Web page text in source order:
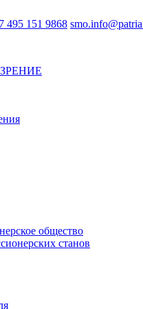
495 151 9868
общество
станов